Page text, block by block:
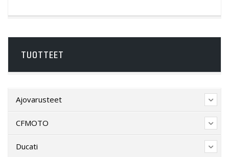
TUOTTEET
Ajovarusteet
CFMOTO
Ducati